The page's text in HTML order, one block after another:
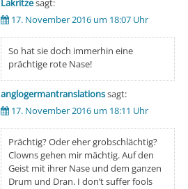
Lakritzesagt:
17. November 2016 um 18:07 Uhr
So hat sie doch immerhin eine
prächtige rote Nase!
anglogermantranslationssagt:
17. November 2016 um 18:11 Uhr
Prächtig? Oder eher grobschlächtig?
Clowns gehen mir mächtig. Auf den
Geist mit ihrer Nase und dem ganzen
Drum und Dran. I don’t suffer fools